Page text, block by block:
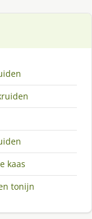
kaas
tonijn